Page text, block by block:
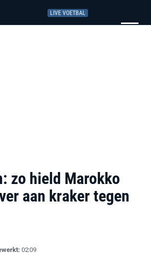
LIVE VOETBAL
zo hield Marokko
aan kraker tegen
02:09